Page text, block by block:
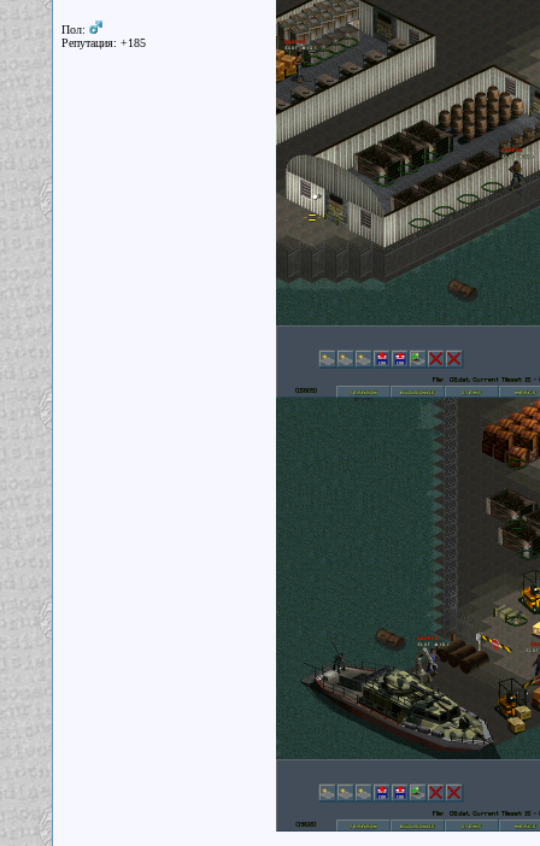
Пол:
Репутация: +185